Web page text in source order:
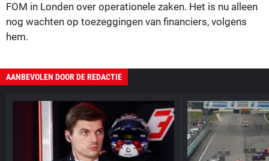
FOM in Londen over operationele zaken. Het is nu alleen
nog wachten op toezeggingen van financiers, volgens
hem.
AANBEVOLEN DOOR DE REDACTIE